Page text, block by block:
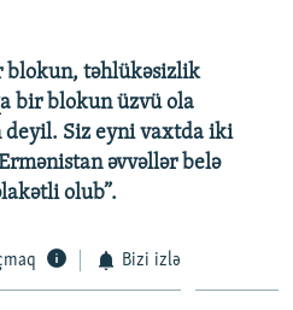
blokun, təhlükəsizlik
bir blokun üzvü ola
deyil. Siz eyni vaxtda iki
əvvəllər belə
olub”.
Bizi izlə